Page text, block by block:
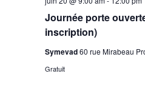
Journée porte
inscription)
Symevad60 rue Mirabeau
Gratuit